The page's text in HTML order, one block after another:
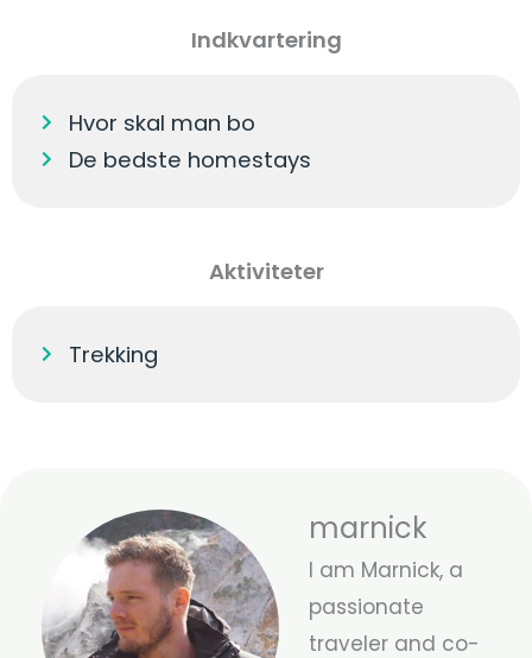
Indkvartering
Hvor skal man bo
De bedste homestays
Aktiviteter
Trekking
marnick
I am Marnick, a
passionate
traveler and co-